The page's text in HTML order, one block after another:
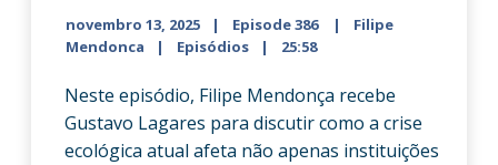
novembro 13, 2025 Episode 386
Filipe
Mendonca
Episódios 25:58
Neste episódio, Filipe Mendonça recebe
Gustavo Lagares para discutir como a crise
ecológica atual afeta não apenas instituições